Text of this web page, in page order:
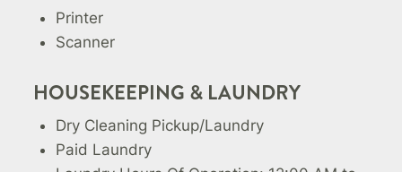
Printer
Scanner
HOUSEKEEPING & LAUNDRY
Dry Cleaning Pickup/Laundry
Paid Laundry